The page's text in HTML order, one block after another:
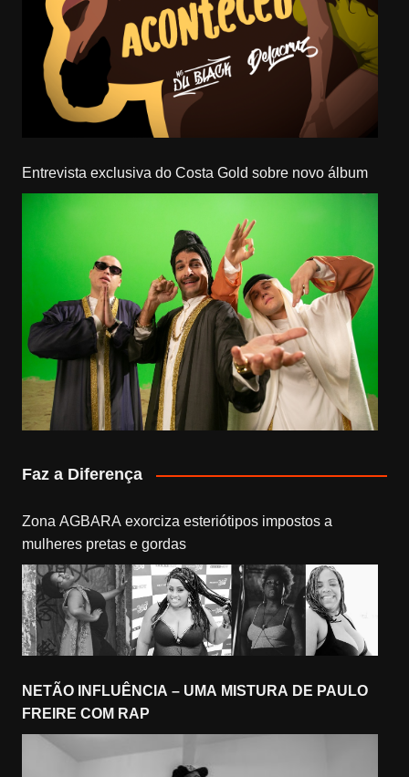
Entrevista exclusiva do Costa Gold sobre novo álbum
Faz a Diferença
Zona AGBARA exorciza esteriótipos impostos a
mulheres pretas e gordas
NETÃO INFLUÊNCIA – UMA MISTURA DE PAULO
FREIRE COM RAP